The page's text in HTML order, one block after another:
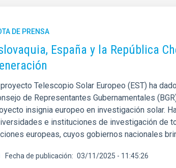
DE PRENSA
España y la República
proyecto Telescopio Solar Europeo (EST) ha
de Representantes Gubernamentales
insignia europeo en investigación solar.
e instituciones de investigación de
europeas, cuyos gobiernos nacionales
Fecha de publicación 03/11/2025 - 11:45:26